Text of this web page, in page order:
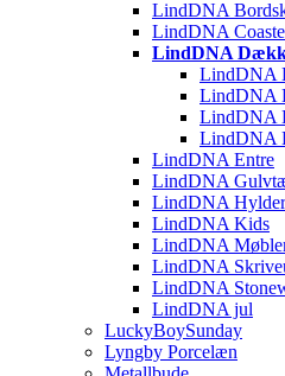
LindDNA
LindDNA
LindDNA
LindDNA
LindDNA
LindDNA
LindDNA
LindDNA Entre
LindDNA
LindDNA Hylder
LindDNA Kids
LindDNA
LindDNA
LindDNA
LindDNA jul
LuckyBoySunday
Lyngby Porcelæn